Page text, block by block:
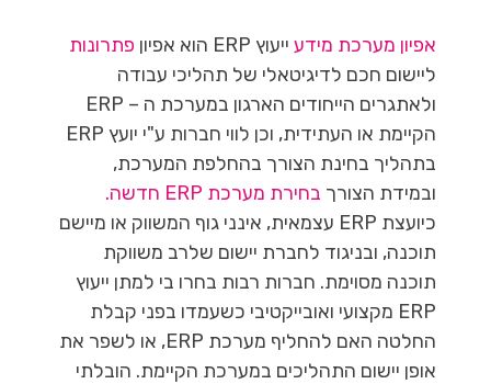
אפיון מערכת מידע ייעוץ ERP הוא אפיון
פתרונות
ליישום חכם לדיגיטאלי של תהליכי עבודה
ולאתגרים הייחודים הארגון
במערכת ה – ERP
הקיימת או העתידית, וכן לווי חברות ע"י יועץ ERP
בתהליך בחינת הצורך בהחלפת המערכת,
ובמידת הצורך בחירת מערכת ERP חדשה.
כיועצת ERP עצמאית, אינני גוף המשווק או מיישם
תוכנה, ובניגוד לחברת יישום שלרב משווקת
תוכנה מסוימת. חברות רבות בחרו בי למתן ייעוץ
ERP מקצועי ואובייקטיבי כשעמדו בפני קבלת
החלטה האם להחליף מערכת ERP, או לשפר את
אופן יישום התהליכים במערכת הקיימת. הובלתי